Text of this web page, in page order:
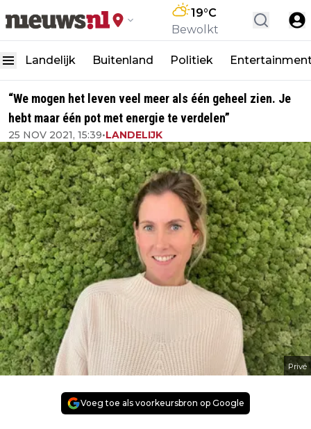
19°C
Bewolkt
Landelijk Buitenland Politiek
“We mogen het leven veel meer als één geheel zien. Je
hebt maar één pot met energie te verdelen”
25 NOV 2021, 15:39•LANDELIJK
Privé
Voeg toe als voorkeursbron op Google